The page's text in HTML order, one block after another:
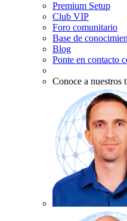
Premium Setup
Club VIP
Foro comunitario
Base de
Blog
Ponte en contacto
Conoce a nuestros